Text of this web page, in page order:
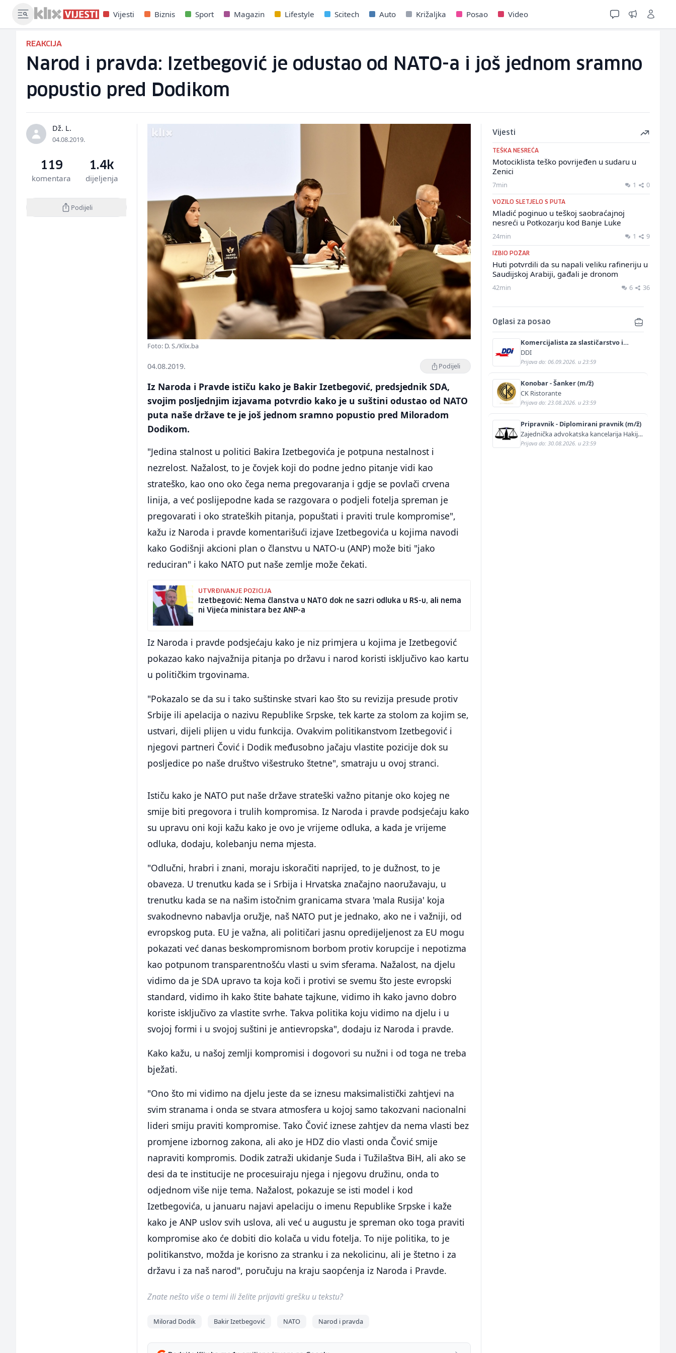
Vijesti Biznis Sport Magazin Lifestyle Scitech Auto Križaljka Posao Video
REAKCIJA
Narod i pravda: Izetbegović je odustao od NATO-a i još jednom sramno
popustio pred Dodikom
Dž. L.
04.08.2019.
119
komentara
1.4k
dijeljenja
Podijeli
Foto: D. S./Klix.ba
04.08.2019. Podijeli
Iz Naroda i Pravde ističu kako je Bakir Izetbegović, predsjednik SDA,
svojim posljednjim izjavama potvrdio kako je u suštini odustao od NATO
puta naše države te je još jednom sramno popustio pred Miloradom
Dodikom.
"Jedina stalnost u politici Bakira Izetbegovića je potpuna nestalnost i
nezrelost. Nažalost, to je čovjek koji do podne jedno pitanje vidi kao
strateško, kao ono oko čega nema pregovaranja i gdje se povlači crvena
linija, a već poslijepodne kada se razgovara o podjeli fotelja spreman je
pregovarati i oko strateških pitanja, popuštati i praviti trule kompromise",
kažu iz Naroda i pravde komentarišući izjave Izetbegovića u kojima navodi
kako Godišnji akcioni plan o članstvu u NATO-u (ANP) može biti "jako
reduciran" i kako NATO put naše zemlje može čekati.
UTVRĐIVANJE POZICIJA
Izetbegović: Nema članstva u NATO dok ne sazri odluka u RS-u, ali nema
ni Vijeća ministara bez ANP-a
Iz Naroda i pravde podsjećaju kako je niz primjera u kojima je Izetbegović
pokazao kako najvažnija pitanja po državu i narod koristi isključivo kao kartu
u političkim trgovinama.
"Pokazalo se da su i tako suštinske stvari kao što su revizija presude protiv
Srbije ili apelacija o nazivu Republike Srpske, tek karte za stolom za kojim se,
ustvari, dijeli plijen u vidu funkcija. Ovakvim politikanstvom Izetbegović i
njegovi partneri Čović i Dodik međusobno jačaju vlastite pozicije dok su
posljedice po naše društvo višestruko štetne", smatraju u ovoj stranci.
Ističu kako je NATO put naše države strateški važno pitanje oko kojeg ne
smije biti pregovora i trulih kompromisa. Iz Naroda i pravde podsjećaju kako
su upravu oni koji kažu kako je ovo je vrijeme odluka, a kada je vrijeme
odluka, dodaju, kolebanju nema mjesta.
"Odlučni, hrabri i znani, moraju iskoračiti naprijed, to je dužnost, to je
obaveza. U trenutku kada se i Srbija i Hrvatska značajno naoružavaju, u
trenutku kada se na našim istočnim granicama stvara 'mala Rusija' koja
svakodnevno nabavlja oružje, naš NATO put je jednako, ako ne i važniji, od
evropskog puta. EU je važna, ali političari jasnu opredijeljenost za EU mogu
pokazati već danas beskompromisnom borbom protiv korupcije i nepotizma
kao potpunom transparentnošću vlasti u svim sferama. Nažalost, na djelu
vidimo da je SDA upravo ta koja koči i protivi se svemu što jeste evropski
standard, vidimo ih kako štite bahate tajkune, vidimo ih kako javno dobro
koriste isključivo za vlastite svrhe. Takva politika koju vidimo na djelu i u
svojoj formi i u svojoj suštini je antievropska", dodaju iz Naroda i pravde.
Kako kažu, u našoj zemlji kompromisi i dogovori su nužni i od toga ne treba
bježati.
"Ono što mi vidimo na djelu jeste da se iznesu maksimalistički zahtjevi na
svim stranama i onda se stvara atmosfera u kojoj samo takozvani nacionalni
lideri smiju praviti kompromise. Tako Čović iznese zahtjev da nema vlasti bez
promjene izbornog zakona, ali ako je HDZ dio vlasti onda Čović smije
napraviti kompromis. Dodik zatraži ukidanje Suda i Tužilaštva BiH, ali ako se
desi da te institucije ne procesuiraju njega i njegovu družinu, onda to
odjednom više nije tema. Nažalost, pokazuje se isti model i kod
Izetbegovića, u januaru najavi apelaciju o imenu Republike Srpske i kaže
kako je ANP uslov svih uslova, ali već u augustu je spreman oko toga praviti
kompromise ako će dobiti dio kolača u vidu fotelja. To nije politika, to je
politikanstvo, možda je korisno za stranku i za nekolicinu, ali je štetno i za
državu i za naš narod", poručuju na kraju saopćenja iz Naroda i Pravde.
Znate nešto više o temi ili želite prijaviti grešku u tekstu?
Milorad Dodik Bakir Izetbegović NATO Narod i pravda
Vijesti
TEŠKA NESREĆA
Motociklista teško povrijeđen u sudaru u
Zenici
7min 1 0
VOZILO SLETJELO S PUTA
Mladić poginuo u teškoj saobraćajnoj
nesreći u Potkozarju kod Banje Luke
24min 1 9
IZBIO POŽAR
Huti potvrdili da su napali veliku rafineriju u
Saudijskoj Arabiji, gađali je dronom
42min 6 36
Oglasi za posao
Komercijalista za slastičarstvo i
pekarstvo (m/ž)
DDI
Prijava do: 06.09.2026. u 23:59
Konobar - Šanker (m/ž)
CK Ristorante
Prijava do: 23.08.2026. u 23:59
Pripravnik - Diplomirani pravnik (m/ž)
Zajednička advokatska kancelarija Hakija
Kurtović i Adis Kurtović
Prijava do: 30.08.2026. u 23:59